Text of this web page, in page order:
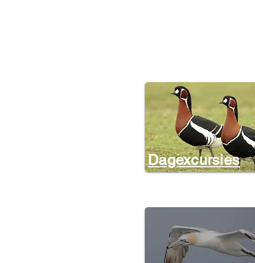
Dagexcursies